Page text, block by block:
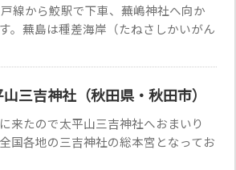
線から鮫駅で下車、蕪嶋神社へ向か
。蕪島は種差海岸（たねさしかいがん
三吉神社（秋田県・秋田市）
来たので太平山三吉神社へおまいり
国各地の三吉神社の総本宮となってお